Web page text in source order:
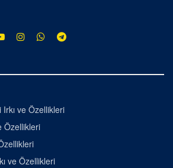
ve Özellikleri
Özellikleri
ve Özellikleri